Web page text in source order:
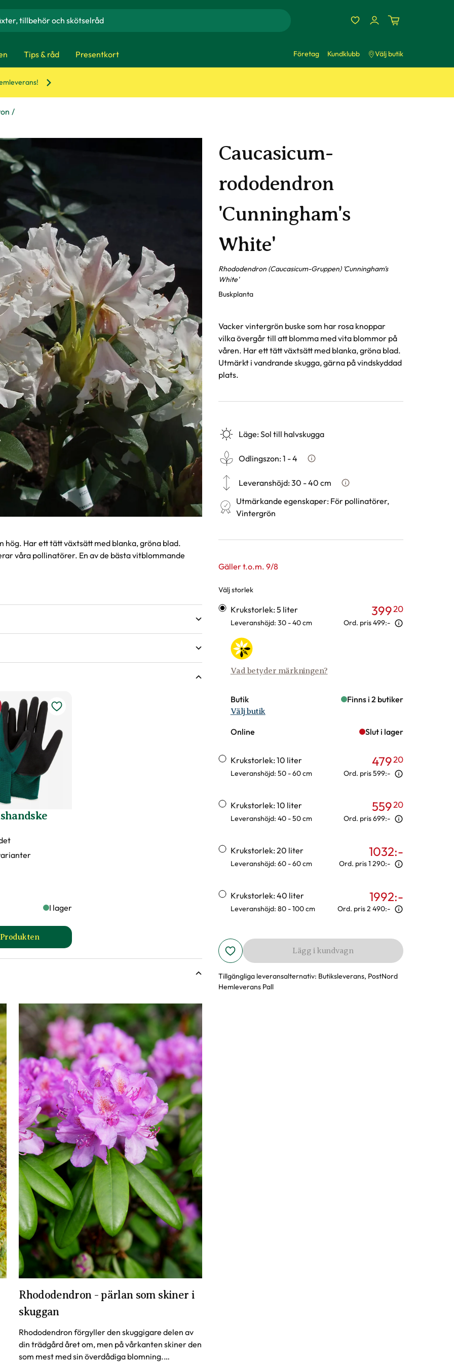
Tips & råd Presentkort Företag Kundklubb Välj butik
Caucasicum-
rododendron
'Cunningham's
White'
Rhododendron (Caucasicum-Gruppen) 'Cunningham's
White'
Buskplanta
Vacker vintergrön buske som har rosa knoppar
vilka övergår till att blomma med vita blommor på
våren. Har ett tätt växtsätt med blanka, gröna blad.
Utmärkt i vandrande skugga, gärna på vindskyddad
plats.
Läge:Sol till halvskugga
Odlingszon:1 - 4
Vad är odlingszon?
Leveranshöjd:30 - 40 cm
Hur vi mäter leveranshöjd på
Utmärkande egenskaper: För pollinatörer,
Vintergrön
Gäller t.o.m. 9/8
Välj storlek
Varianter
Krukstorlek: 5 liter
Leveranshöjd: 30 - 40 cm
Vad betyder märkningen?
39920
Ord. pris499:-
Butik Finns i 2 butiker
Välj butik
Online Slut i lager
Krukstorlek: 10 liter
Leveranshöjd: 50 - 60 cm
47920
Ord. pris599:-
Krukstorlek: 10 liter
Leveranshöjd: 40 - 50 cm
55920
Ord. pris699:-
Krukstorlek: 20 liter
Leveranshöjd: 60 - 60 cm
1032:-
Ord. pris1 290:-
Krukstorlek: 40 liter
Leveranshöjd: 80 - 100 cm
1992:-
Ord. pris2 490:-
Lägg i kundvagn
Tillgängliga leveransalternativ: Butiksleverans, PostNord
Hemleverans Pall
Har ett tätt växtsätt med blanka, gröna blad.
våra pollinatörer. En av de bästa vitblommande
jord
produktsida
I lager
till Trädgårdshandske Greppa produktsida
Rhododendron - pärlan som skiner i
skuggan
Rhododendron förgyller den skuggigare delen av
din trädgård året om, men på vårkanten skiner den
som mest med sin överdådiga blomning.